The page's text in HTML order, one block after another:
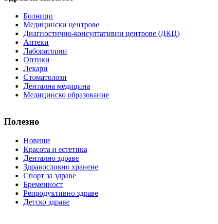
Болници
Медицински центрове
Диагностично-консултативни центрове (ДКЦ)
Аптеки
Лаборатории
Оптики
Лекари
Стоматолози
Дентална медицина
Медицинско образование
Полезно
Новини
Красота и естетика
Дентално здраве
Здравословно хранене
Спорт за здраве
Бременност
Репродуктивно здраве
Детско здраве